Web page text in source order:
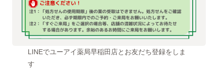
LINEでユーアイ薬局早稲田店とお友だち登録をしま
す